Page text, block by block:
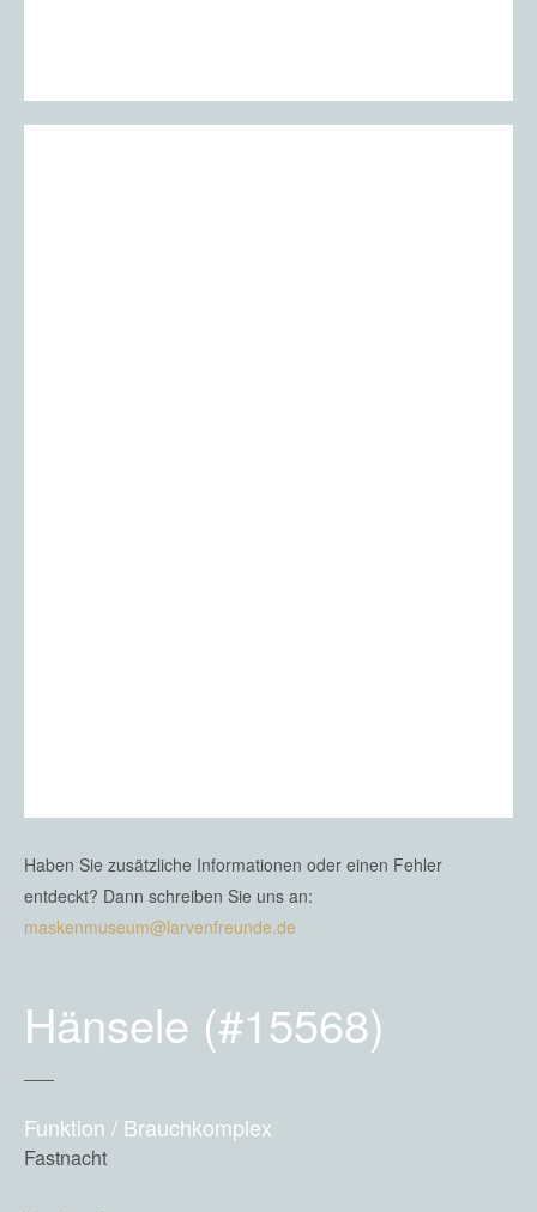
Haben Sie zusätzliche Informationen oder einen Fehler
entdeckt? Dann schreiben Sie uns an:
maskenmuseum@larvenfreunde.de
Hänsele (#15568)
Funktion / Brauchkomplex
Fastnacht